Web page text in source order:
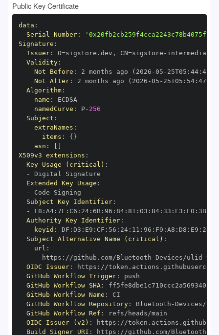
Public Key Certificate
data :
Serial Number:
Signature :
Issuer: O=sigstore.dev , CN=sigstore -
Validity:
Not Before : 2 months ago (2026 -05 - 25T05 : 44:
Not After: 2 months ago (2026 -05 - 25T05 : 54: 47+00
Algorithm:
name :
namedCurve : P- 256
Subject :
extraNames :
items : { }
asn :
X509v3 extensions :
Key Usage (critical) :
-
Extended Key Usage :
-
Subject Key Identifier:
-
F8 : A4: 7E : C6 : 24: 6B: 96 : 84: 81 : 03 : 84: 33 : E3 : E0 : 3B:
Authority Key Identifier:
keyid : DF : D3 : E9 : CF : 56 : 24: 11 : 96 : F9 : A8 : D8 : E9 : 28
Subject Alternative Name (critical) :
url :
-
https : //github.com/Bluetooth - Devices/ulid -
OIDC Issuer: https :
GitHub Workflow Trigger:
GitHub Workflow SHA:
GitHub Workflow Name :
GitHub Workflow Repository: Bluetooth - Devices/
GitHub Workflow Ref :
OIDC Issuer (v2) : https :
Build Signer URI : https : //github.com/Bluetooth